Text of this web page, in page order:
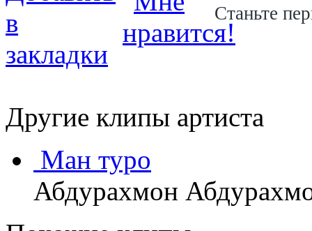
Станьте
Другие клипы артиста
Ман туро
Абдурахмон